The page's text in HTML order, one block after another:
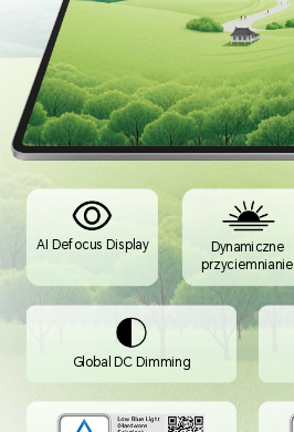
AI Defocus Display
Dynamiczne
przyciemnianie
Global DC Dimming